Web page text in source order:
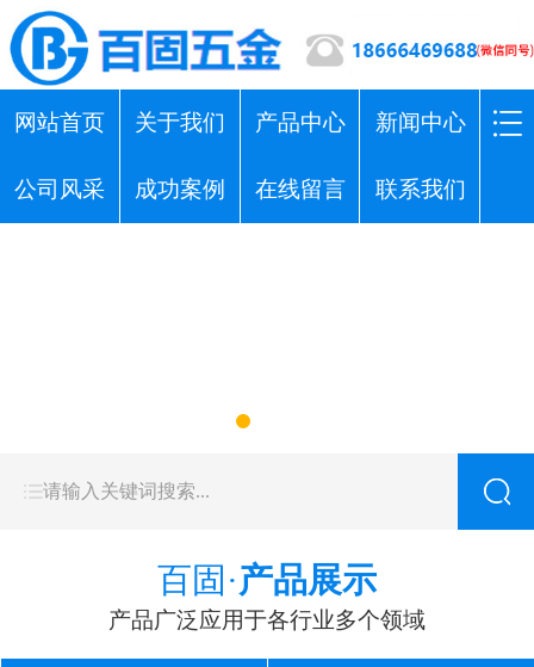
网站首页 关于我们 产品中心 新闻中心
公司风采 成功案例 在线留言 联系我们
百固·产品展示
产品广泛应用于各行业多个领域